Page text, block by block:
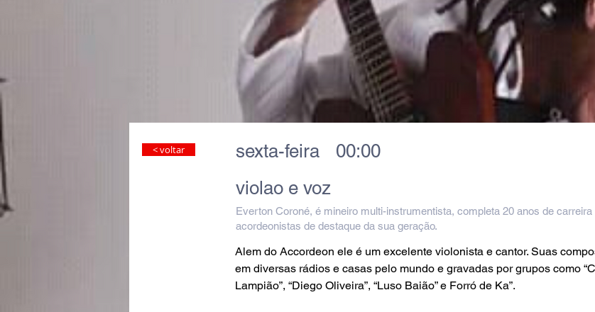
< voltar sexta-feira
00:00
violao e voz
Everton Coroné, é mineiro multi-instrumentista, completa 20 anos de
acordeonistas de destaque da sua geração.
Alem do Accordeon ele é um excelente violonista e cantor. Suas
em diversas rádios e casas pelo mundo e gravadas por grupos como
Lampião”, “Diego Oliveira”, “Luso Baião” e Forró de Ka”.